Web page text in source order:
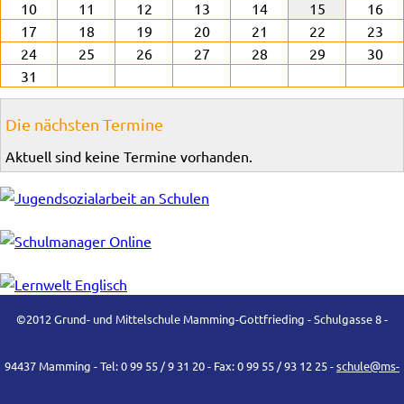
10
11 12 13 14 15
16
17
18 19 20 21 22
23
24
25 26 27 28 29
30
31
Die nächsten Termine
Aktuell sind keine Termine vorhanden.
©2012 Grund- und Mittelschule Mamming-Gottfrieding - Schulgasse 8 -
94437 Mamming - Tel: 0 99 55 / 9 31 20 - Fax: 0 99 55 / 93 12 25 -schule@ms-